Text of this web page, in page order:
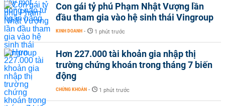
Con gái tỷ phú Phạm Nhật Vượng lần
đầu tham gia vào hệ sinh thái Vingroup
KINH DOANH - 1 phút trước
Hơn 227.000 tài khoản gia nhập thị
trường chứng khoán trong tháng 7 biến
động
CHỨNG KHOÁN - 1 phút trước